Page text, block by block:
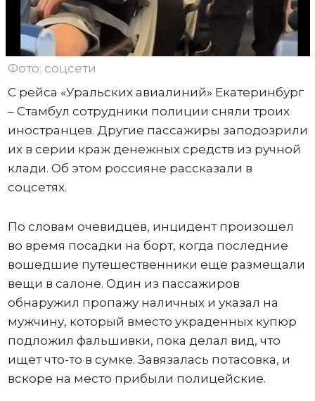
Фото: соцсети
С рейса «Уральских авиалиний» Екатеринбург
– Стамбул сотрудники полиции сняли троих
иностранцев. Другие пассажиры заподозрили
их в серии краж денежных средств из ручной
клади. Об этом россияне рассказали в
соцсетях.
По словам очевидцев, инцидент произошел
во время посадки на борт, когда последние
вошедшие путешественники еще размещали
вещи в салоне. Один из пассажиров
обнаружил пропажу наличных и указал на
мужчину, который вместо украденных купюр
подложил фальшивки, пока делал вид, что
ищет что-то в сумке. Завязалась потасовка, и
вскоре на место прибыли полицейские.